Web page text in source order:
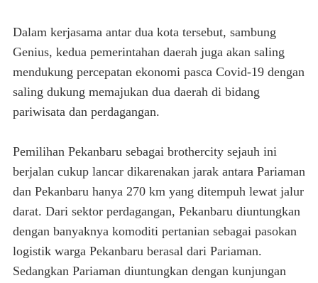
Dalam kerjasama antar dua kota tersebut, sambung
Genius, kedua pemerintahan daerah juga akan saling
mendukung percepatan ekonomi pasca Covid-19 dengan
saling dukung memajukan dua daerah di bidang
pariwisata dan perdagangan.
Pemilihan Pekanbaru sebagai brothercity sejauh ini
berjalan cukup lancar dikarenakan jarak antara Pariaman
dan Pekanbaru hanya 270 km yang ditempuh lewat jalur
darat. Dari sektor perdagangan, Pekanbaru diuntungkan
dengan banyaknya komoditi pertanian sebagai pasokan
logistik warga Pekanbaru berasal dari Pariaman.
Sedangkan Pariaman diuntungkan dengan kunjungan